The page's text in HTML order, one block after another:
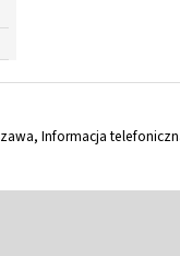
Informacja